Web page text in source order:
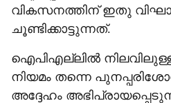
വികസനത്തിന് ഇതു
ചൂണ്ടിക്കാട്ടുന്നത്.
ഐപിഎല്ലിൽ നിലവിലുള്ള
നിയമം തന്നെ
അദ്ദേഹം